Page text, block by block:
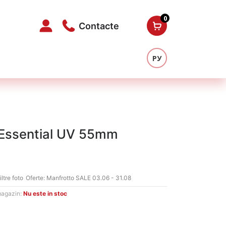
Contacte
0
РУ
UV 55mm
foto Oferte: Manfrotto SALE 03.06 - 31.08
Nu este in stoc